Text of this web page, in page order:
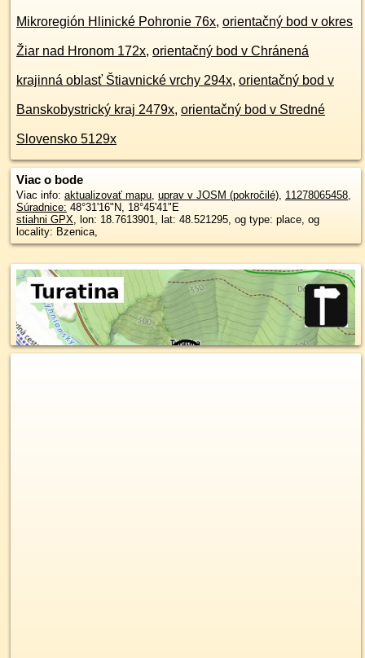
Mikroregión Hlinické Pohronie 76x, orientačný bod v okres
Žiar nad Hronom 172x, orientačný bod v Chránená
krajinná oblasť Štiavnické vrchy 294x, orientačný bod v
Banskobystrický kraj 2479x, orientačný bod v Stredné
Slovensko 5129x
Viac o bode
Viac info: aktualizovať mapu, uprav v JOSM (pokročilé), 11278065458,
Súradnice: 48°31'16"N, 18°45'41"E
stiahni GPX, lon: 18.7613901, lat: 48.521295, og type: place, og
locality: Bzenica,